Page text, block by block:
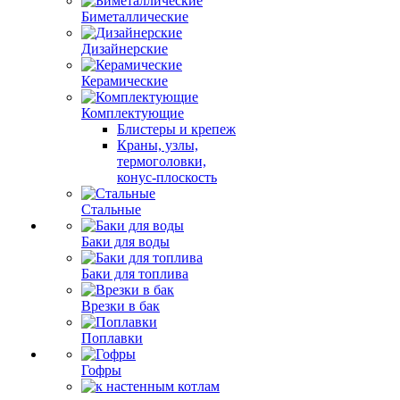
Биметаллические
Дизайнерские
Керамические
Комплектующие
Блистеры и крепеж
Краны, узлы,
термоголовки,
конус-плоскость
Стальные
Баки для воды
Баки для топлива
Врезки в бак
Поплавки
Гофры